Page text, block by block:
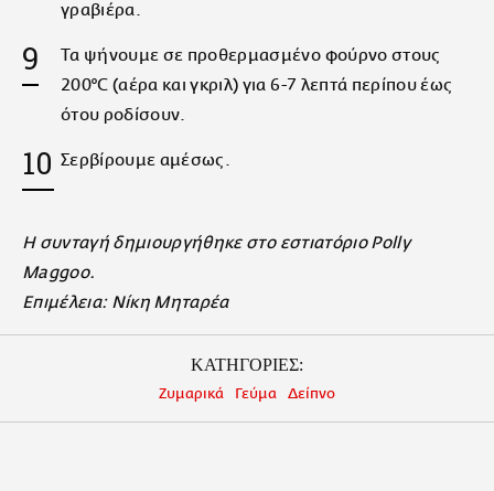
ΚΑΤΗΓΟΡΙΕΣ:
Ζυμαρικά Γεύμα Δείπνο
γραβιέρα.
Τα ψήνουμε σε προθερμασμένο φούρνο στους
200°C (αέρα και γκριλ) για 6-7 λεπτά περίπου έως
ότου ροδίσουν.
Σερβίρουμε αμέσως.
Η συνταγή δημιουργήθηκε στο εστιατόριο Polly
Maggoo.
Επιμέλεια: Νίκη Μηταρέα